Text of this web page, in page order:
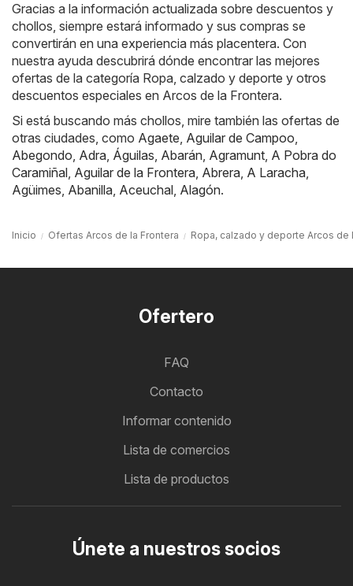
Gracias a la información actualizada sobre descuentos y
chollos, siempre estará informado y sus compras se
convertirán en una experiencia más placentera. Con
nuestra ayuda descubrirá dónde encontrar las mejores
ofertas de la categoría Ropa, calzado y deporte y otros
descuentos especiales en Arcos de la Frontera.
Si está buscando más chollos, mire también las ofertas de
otras ciudades, como Agaete, Aguilar de Campoo,
Abegondo, Adra, Águilas, Abarán, Agramunt, A Pobra do
Caramiñal, Aguilar de la Frontera, Abrera, A Laracha,
Agüimes, Abanilla, Aceuchal, Alagón.
Inicio Ofertas Arcos de la Frontera Ropa, calzado y deporte Arcos de
Ofertero
FAQ
Contacto
Informar contenido
Lista de comercios
Lista de productos
Únete a nuestros socios